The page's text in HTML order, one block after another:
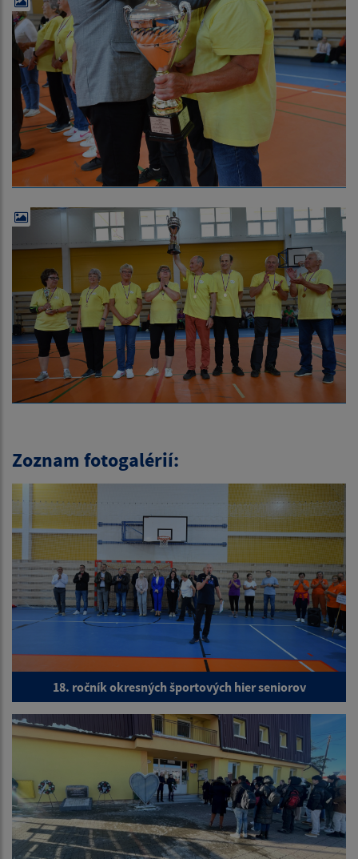
Zoznam fotogalérií:
18. ročník okresných športových hier seniorov